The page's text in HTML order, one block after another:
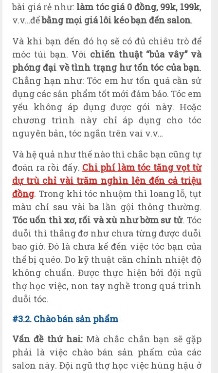
bài giá rẻ như: làm tóc giá 0 đồng, 99k, 199k,
v.v…đểbằng mọi giá lôi kéo bạn đến salon.
Và khi bạn đến đó họ sẽ có đủ chiêu trò để
móc túi bạn. Với chiến thuật “bủa vây” và
phóng đại về tình trạng hư tổn tóc của bạn.
Chẳng hạn như: Tóc em hư tổn quá cần sử
dụng các sản phẩm tốt mới đảm bảo. Tóc em
yếu không áp dụng được gói này. Hoặc
chương trình này chỉ áp dụng cho tóc
nguyên bản, tóc ngắn trên vai v.v…
Và hệ quả như thế nào thì chắc bạn cũng tự
đoán ra rồi đấy. Chi phí làm tóc tăng vọt từ
dự trù chỉ vài trăm nghìn lên đến cả triệu
đồng. Trong khi tóc nhuộm thì loang lỗ, tụt
màu chỉ sau vài ba lần gội thông thường.
Tóc uốn thì xơ, rối và xù như bờm sư tử. Tóc
duỗi thì thẳng đơ như chưa từng được duỗi
bao giờ. Đó là chưa kể đến việc tóc bạn của
thể bị quéo. Do kỹ thuật căn chỉnh nhiệt độ
không chuẩn. Được thực hiện bởi đội ngũ
thợ học việc, non tay nghề trong quá trình
duỗi tóc.
#3.2. Chào bán sản phẩm
Vấn đề thứ hai:Mà chắc chắn bạn sẽ gặp
phải là việc chào bán sản phẩm của các
salon này. Đội ngũ thợ học việc hùng hậu ở